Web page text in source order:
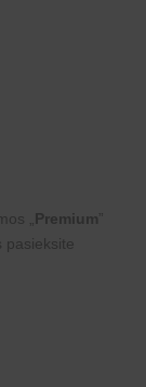
„ Premium ”
pasieksite